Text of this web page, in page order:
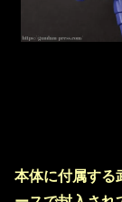
本体に付属する